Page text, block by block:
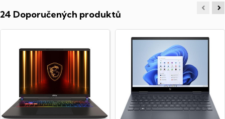
24 Doporučených produktů